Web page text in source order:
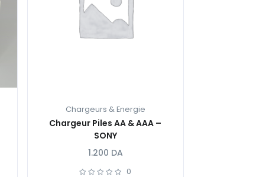
Chargeurs & Energie
Chargeur Piles AA & AAA –
SONY
1.200 DA
0